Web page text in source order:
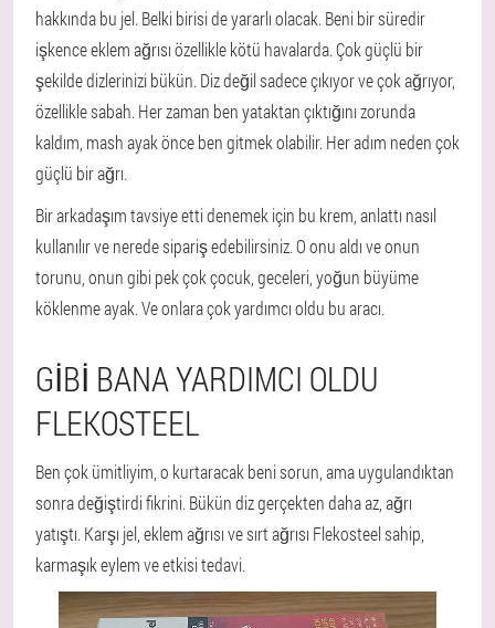
hakkında bu jel. Belki birisi de yararlı olacak. Beni bir süredir
işkence eklem ağrısı özellikle kötü havalarda. Çok güçlü bir
şekilde dizlerinizi bükün. Diz değil sadece çıkıyor ve çok ağrıyor,
özellikle sabah. Her zaman ben yataktan çıktığını zorunda
kaldım, mash ayak önce ben gitmek olabilir. Her adım neden çok
güçlü bir ağrı.
Bir arkadaşım tavsiye etti denemek için bu krem, anlattı nasıl
kullanılır ve nerede sipariş edebilirsiniz. O onu aldı ve onun
torunu, onun gibi pek çok çocuk, geceleri, yoğun büyüme
köklenme ayak. Ve onlara çok yardımcı oldu bu aracı.
GIBI BANA YARDIMCI OLDU
FLEKOSTEEL
Ben çok ümitliyim, o kurtaracak beni sorun, ama uygulandıktan
sonra değiştirdi fikrini. Bükün diz gerçekten daha az, ağrı
yatıştı. Karşı jel, eklem ağrısı ve sırt ağrısı Flekosteel sahip,
karmaşık eylem ve etkisi tedavi.